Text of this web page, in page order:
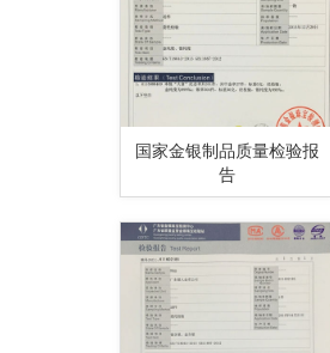
国家金银制品质量检验报
告